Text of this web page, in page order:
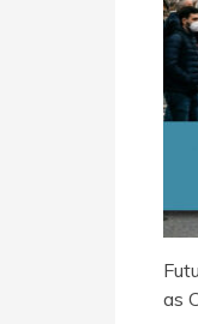
as